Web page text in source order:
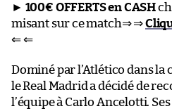
► 100€ OFFERTS en CASH
misant sur ce match⇒ ⇒
⇐ ⇐
Dominé par l’Atlético dans la
le Real Madrid a décidé de
l’équipe à Carlo Ancelotti.